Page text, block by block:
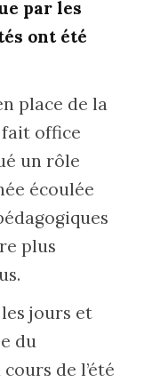
par les
ont été
place de la
office
un rôle
écoulée
plus
jours et
du
de l’été